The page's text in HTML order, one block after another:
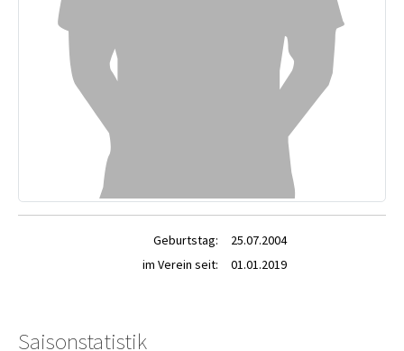
Geburtstag:
25.07.2004
im Verein seit:
01.01.2019
Saisonstatistik